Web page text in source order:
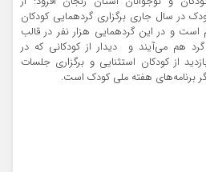
در سال جاری برگزاری گردهمایی کودکان
و در این گردهمایی هزار نفر در قالب
هم می‌آیند و دیدار از کودکانی که در
از کودکان استثنایی و برگزاری جلسات
برنامه‌های هفته ملی کودک است.